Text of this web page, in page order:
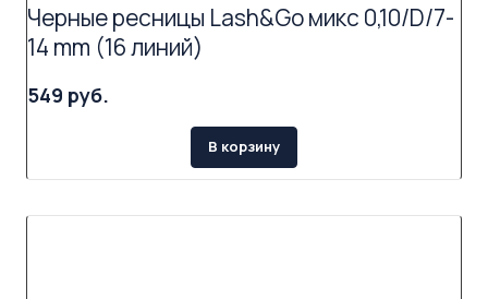
Черные ресницы Lash&Go микс 0,10/D/7-
14 mm (16 линий)
549 руб.
В корзину